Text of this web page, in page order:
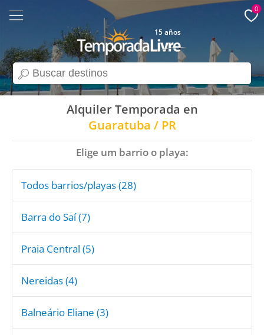
search
15 años
0
Alquiler Temporada en
Guaratuba / PR
Elige um barrio o playa:
Todos barrios/playas (28)
Barra do Saí (7)
Praia Central (5)
Nereidas (4)
Balneário Eliane (3)